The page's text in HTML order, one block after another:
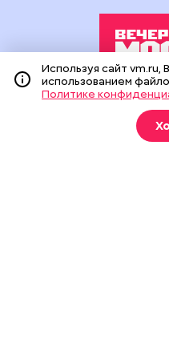
Издание создано при
средств массовой
На сайте применяются
(информационные
Используя сайт vm.ru,
использованием
Политике